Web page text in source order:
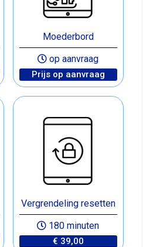
Moederbord
op aanvraag
Prijs op aanvraag
Vergrendeling resetten
180 minuten
€ 39,00